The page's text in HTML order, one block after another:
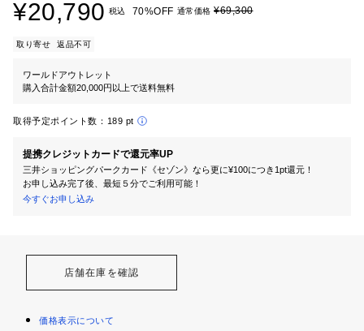
¥20,790 税込 70%OFF 通常価格 ¥69,300
取り寄せ 返品不可
ワールドアウトレット
購入合計金額20,000円以上で送料無料
取得予定ポイント数： 189 pt
提携クレジットカードで還元率UP
三井ショッピングパークカード《セゾン》なら更に¥100につき1pt還元！
お申し込み完了後、最短５分でご利用可能！
今すぐお申し込み
店舗在庫を確認
価格表示について